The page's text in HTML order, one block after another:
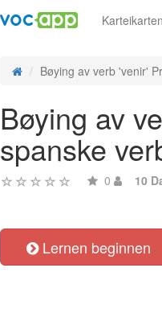
Bøying av verb 'venir'
Bøying av
spanske
0 10
Lernen beginnen